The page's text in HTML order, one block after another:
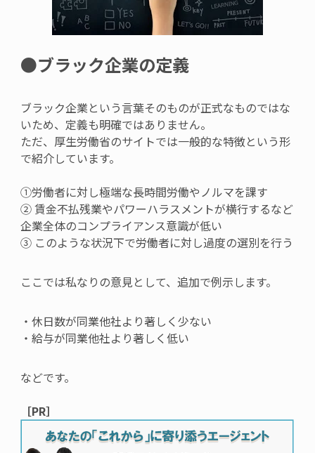
●ブラック企業の定義
ブラック企業という言葉そのものが正式なものではな
いため、定義も明確ではありません。
ただ、厚生労働省のサイトでは一般的な特徴という形
で紹介しています。
①労働者に対し極端な長時間労働やノルマを課す
②賃金不払残業やパワーハラスメントが横行するなど
企業全体のコンプライアンス意識が低い
③ このような状況下で労働者に対し過度の選別を行う
ここでは私なりの意見として、追加で例示します。
・休日数が同業他社より著しく少ない
・給与が同業他社より著しく低い
などです。
［PR］